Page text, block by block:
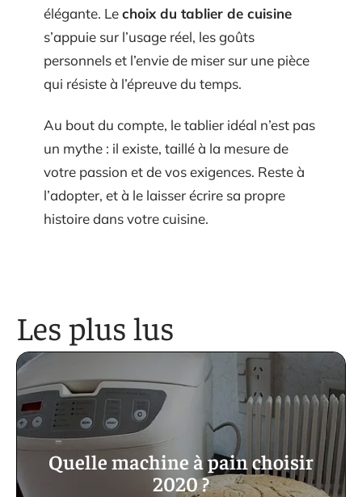
élégante. Lechoix du tablier de cuisine
s’appuie sur l’usage réel, les goûts
personnels et l’envie de miser sur une pièce
qui résiste à l’épreuve du temps.
Au bout du compte, le tablier idéal n’est pas
un mythe : il existe, taillé à la mesure de
votre passion et de vos exigences. Reste à
l’adopter, et à le laisser écrire sa propre
histoire dans votre cuisine.
Les plus lus
Quelle machine à pain choisir
2020 ?